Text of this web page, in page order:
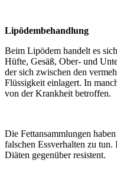
Lipödembehandlung
Beim Lipödem handelt es
Hüfte, Gesäß, Ober- und
der sich zwischen den
Flüssigkeit einlagert. In
von der Krankheit betroffen.
Die Fettansammlungen
falschen Essverhalten zu
Diäten gegenüber resistent.